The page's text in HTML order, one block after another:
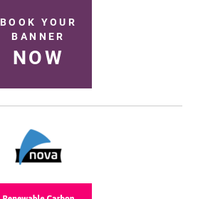
BOOK YOUR
BANNER
NOW